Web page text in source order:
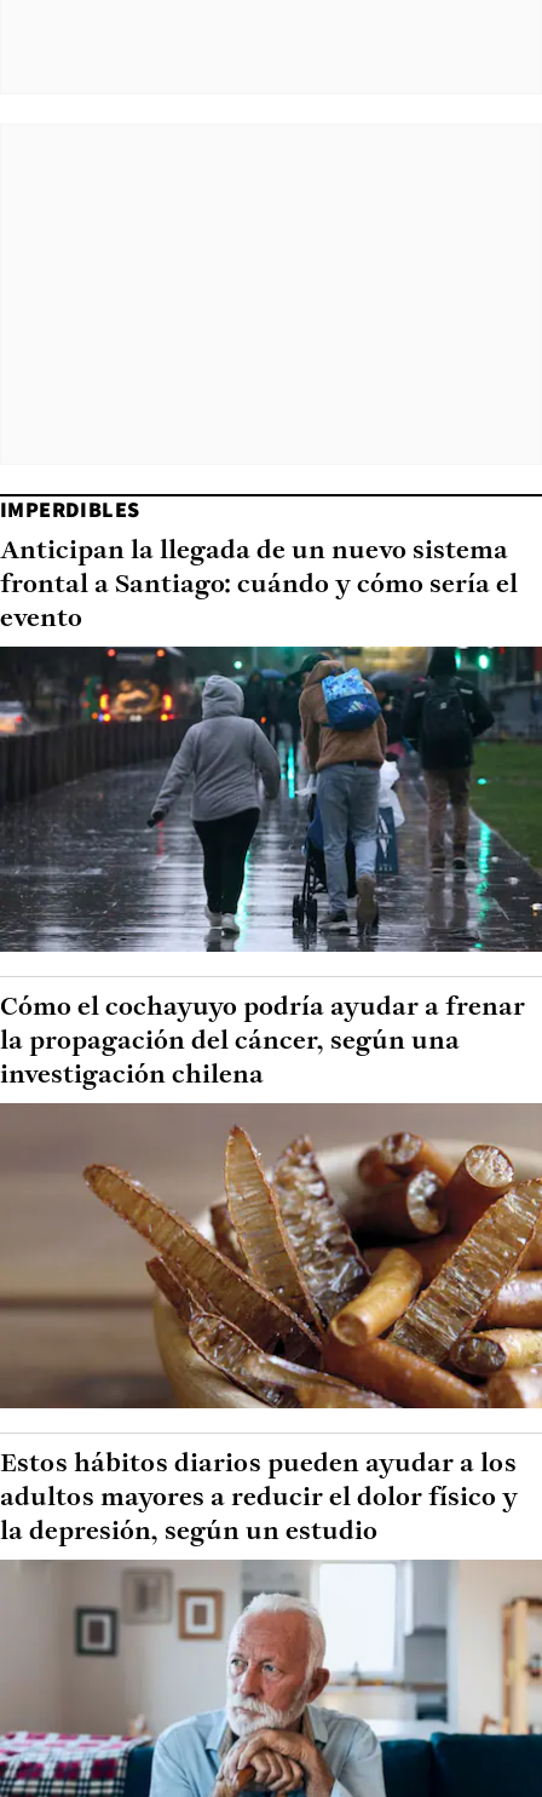
IMPERDIBLES
Anticipan la llegada de un nuevo sistema
frontal a Santiago: cuándo y cómo sería el
evento
Cómo el cochayuyo podría ayudar a frenar
la propagación del cáncer, según una
investigación chilena
Estos hábitos diarios pueden ayudar a los
adultos mayores a reducir el dolor físico y
la depresión, según un estudio